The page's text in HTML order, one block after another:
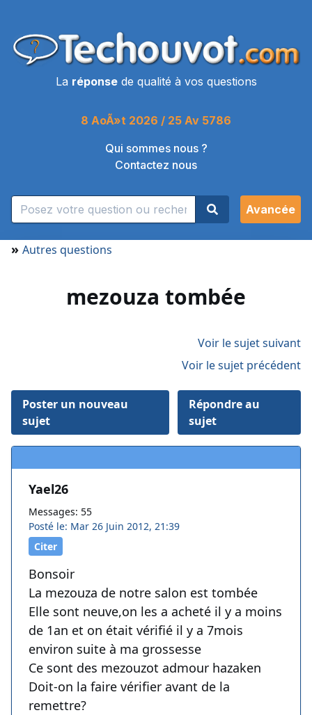
La réponsede qualité à vos questions
8 AoÃ»t 2026 / 25 Av 5786
Qui sommes nous ?
Contactez nous
Avancée
» Autres questions
mezouza tombée
Voir le sujet suivant
Voir le sujet précédent
Poster un nouveau
sujet
Répondre au
sujet
Yael26
Messages: 55
Posté le: Mar 26 Juin 2012, 21:39
Citer
Bonsoir
La mezouza de notre salon est tombée
Elle sont neuve,on les a acheté il y a moins
de 1an et on était vérifié il y a 7mois
environ suite à ma grossesse
Ce sont des mezouzot admour hazaken
Doit-on la faire vérifier avant de la
remettre?